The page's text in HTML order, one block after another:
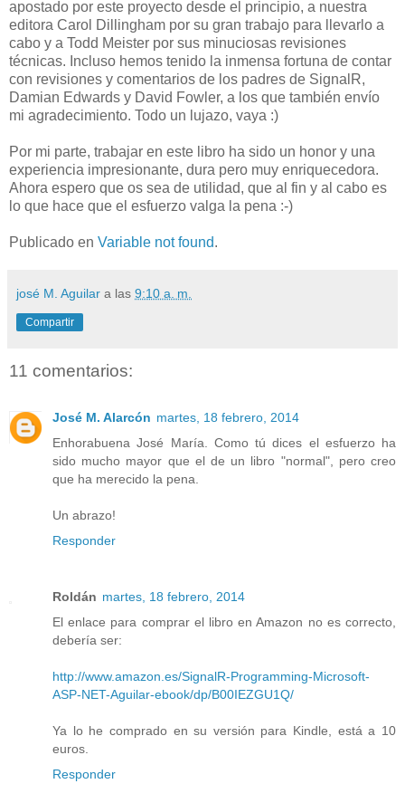
apostado por este proyecto desde el principio, a nuestra
editora Carol Dillingham por su gran trabajo para llevarlo a
cabo y a Todd Meister por sus minuciosas revisiones
técnicas. Incluso hemos tenido la inmensa fortuna de contar
con revisiones y comentarios de los padres de SignalR,
Damian Edwards y David Fowler, a los que también envío
mi agradecimiento. Todo un lujazo, vaya :)
Por mi parte, trabajar en este libro ha sido un honor y una
experiencia impresionante, dura pero muy enriquecedora.
Ahora espero que os sea de utilidad, que al fin y al cabo es
lo que hace que el esfuerzo valga la pena :-)
Publicado en Variable not found.
josé M. Aguilar a las 9:10 a. m.
Compartir
11 comentarios:
José M. Alarcón martes, 18 febrero, 2014
Enhorabuena José María. Como tú dices el esfuerzo ha
sido mucho mayor que el de un libro "normal", pero creo
que ha merecido la pena.
Un abrazo!
Responder
Roldán martes, 18 febrero, 2014
El enlace para comprar el libro en Amazon no es correcto,
debería ser:
http://www.amazon.es/SignalR-Programming-Microsoft-
ASP-NET-Aguilar-ebook/dp/B00IEZGU1Q/
Ya lo he comprado en su versión para Kindle, está a 10
euros.
Responder